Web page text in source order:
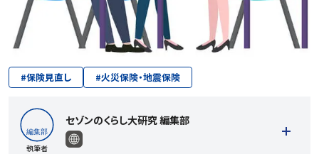
#保険見直し #火災保険・地震保険
執筆者
セゾンのくらし大研究 編集部